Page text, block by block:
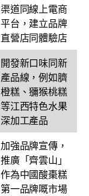
渠道同線上電商
平台，建立品牌
直營店同體驗店
開發新口味同新
產品線，例如臍
橙糕、獼猴桃糕
等江西特色水果
深加工產品
加強品牌宣傳，
推廣「齊雲山」
作為中國酸棗糕
第一品牌嘅市場